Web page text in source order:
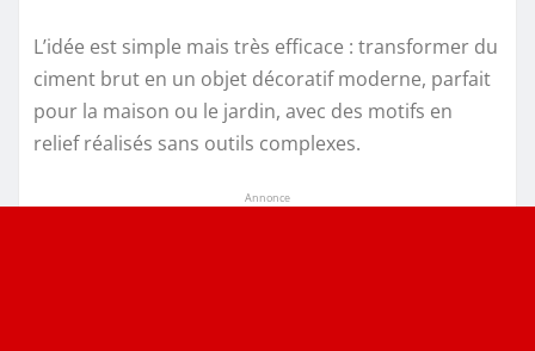
L’idée est simple mais très efficace : transformer du
ciment brut en un objet décoratif moderne, parfait
pour la maison ou le jardin, avec des motifs en
relief réalisés sans outils complexes.
Annonce